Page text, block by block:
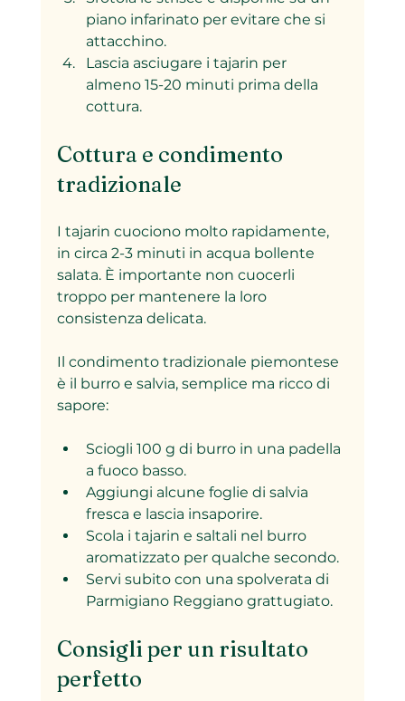
piano infarinato per evitare che si
attacchino.
Lascia asciugare i tajarin per
almeno 15-20 minuti prima della
cottura.
Cottura e condimento
tradizionale
I tajarin cuociono molto rapidamente,
in circa 2-3 minuti in acqua bollente
salata. È importante non cuocerli
troppo per mantenere la loro
consistenza delicata.
Il condimento tradizionale piemontese
è il burro e salvia, semplice ma ricco di
sapore:
Sciogli 100 g di burro in una padella
a fuoco basso.
Aggiungi alcune foglie di salvia
fresca e lascia insaporire.
Scola i tajarin e saltali nel burro
aromatizzato per qualche secondo.
Servi subito con una spolverata di
Parmigiano Reggiano grattugiato.
Consigli per un risultato
perfetto